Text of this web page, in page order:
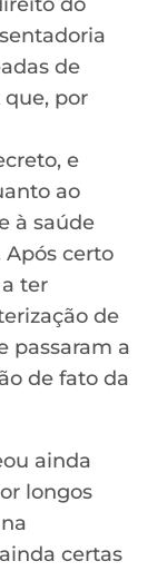
de
que, por
e
ao
à saúde
certo
ter
de
passaram a
de fato da
ainda
longos
certas